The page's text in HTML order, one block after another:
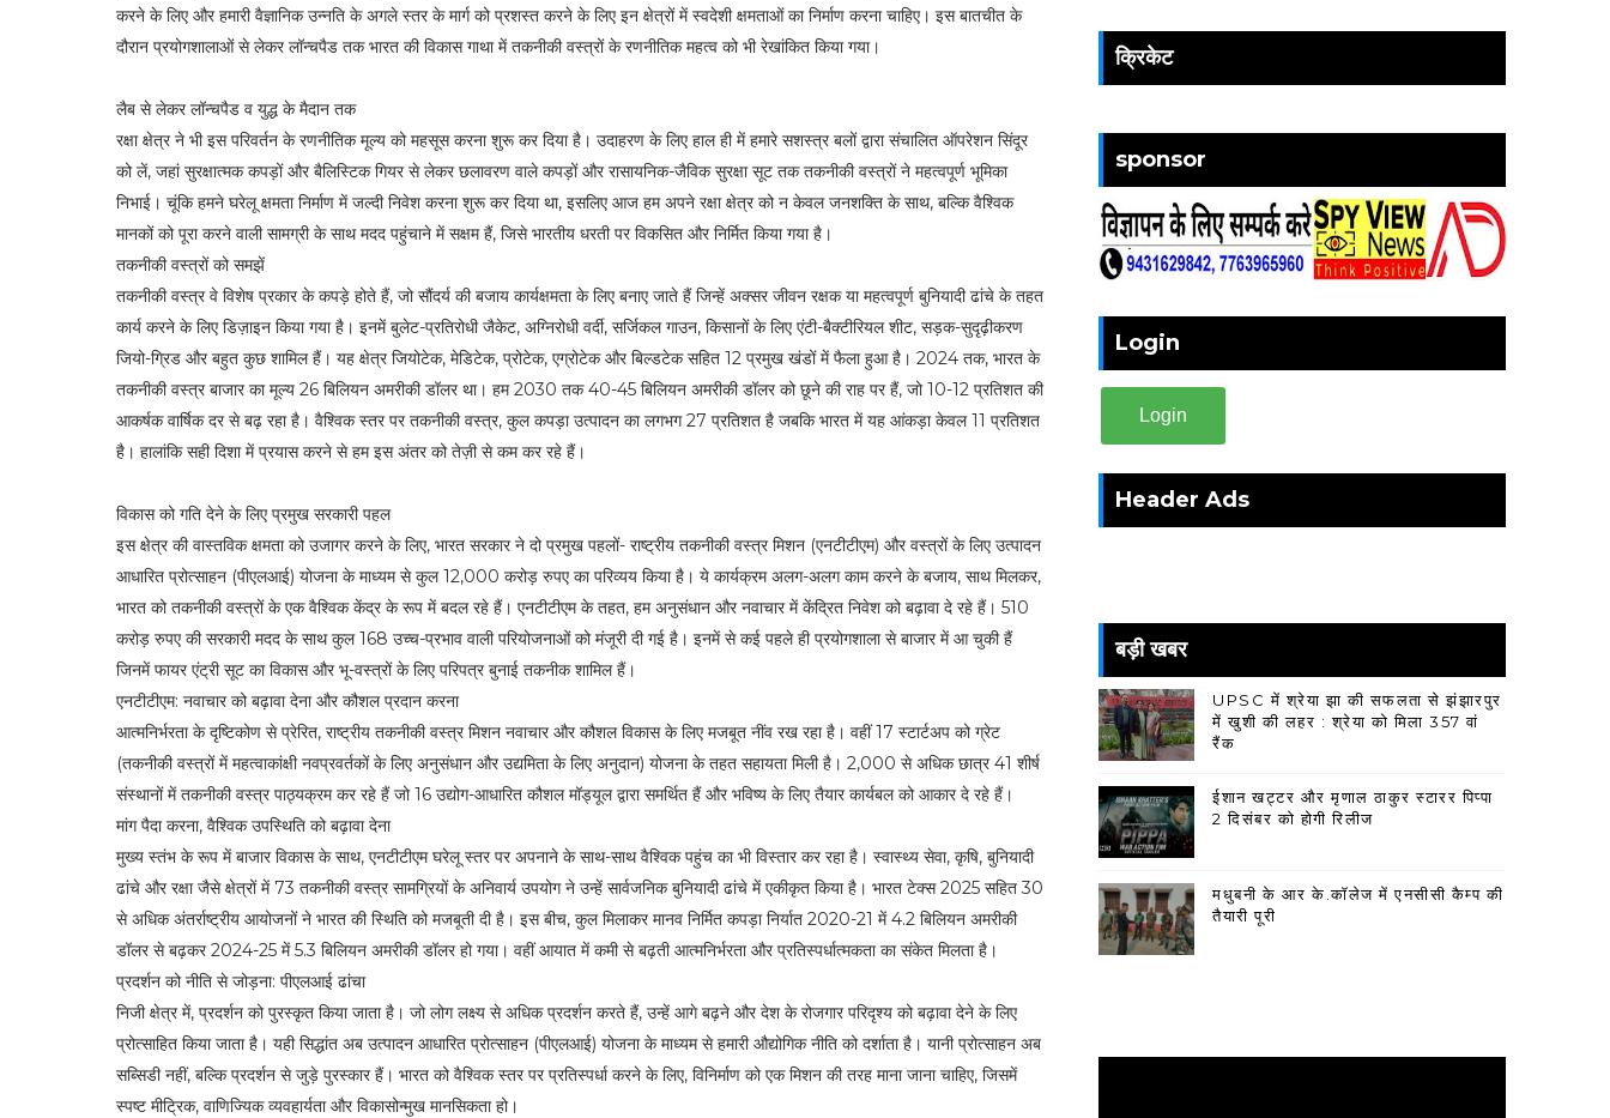
करने के लिए और हमारी वैज्ञानिक उन्नति के अगले स्तर के मार्ग को प्रशस्त करने के लिए इन क्षेत्रों में स्वदेशी क्षमताओं का निर्माण करना चाहिए। इस बातचीत के
दौरान प्रयोगशालाओं से लेकर लॉन्चपैड तक भारत की विकास गाथा में तकनीकी वस्त्रों के रणनीतिक महत्व को भी रेखांकित किया गया।
लैब से लेकर लॉन्चपैड व युद्ध के मैदान तक
रक्षा क्षेत्र ने भी इस परिवर्तन के रणनीतिक मूल्य को महसूस करना शुरू कर दिया है। उदाहरण के लिए हाल ही में हमारे सशस्त्र बलों द्वारा संचालित ऑपरेशन सिंदूर
को लें, जहां सुरक्षात्मक कपड़ों और बैलिस्टिक गियर से लेकर छलावरण वाले कपड़ों और रासायनिक-जैविक सुरक्षा सूट तक तकनीकी वस्त्रों ने महत्वपूर्ण भूमिका
निभाई। चूंकि हमने घरेलू क्षमता निर्माण में जल्दी निवेश करना शुरू कर दिया था, इसलिए आज हम अपने रक्षा क्षेत्र को न केवल जनशक्ति के साथ, बल्कि वैश्विक
मानकों को पूरा करने वाली सामग्री के साथ मदद पहुंचाने में सक्षम हैं, जिसे भारतीय धरती पर विकसित और निर्मित किया गया है।
तकनीकी वस्त्रों को समझें
तकनीकी वस्त्र वे विशेष प्रकार के कपड़े होते हैं, जो सौंदर्य की बजाय कार्यक्षमता के लिए बनाए जाते हैं जिन्हें अक्सर जीवन रक्षक या महत्वपूर्ण बुनियादी ढांचे के तहत
कार्य करने के लिए डिज़ाइन किया गया है। इनमें बुलेट-प्रतिरोधी जैकेट, अग्निरोधी वर्दी, सर्जिकल गाउन, किसानों के लिए एंटी-बैक्टीरियल शीट, सड़क-सुदृढ़ीकरण
जियो-ग्रिड और बहुत कुछ शामिल हैं। यह क्षेत्र जियोटेक, मेडिटेक, प्रोटेक, एग्रोटेक और बिल्डटेक सहित 12 प्रमुख खंडों में फैला हुआ है। 2024 तक, भारत के
तकनीकी वस्त्र बाजार का मूल्य 26 बिलियन अमरीकी डॉलर था। हम 2030 तक 40-45 बिलियन अमरीकी डॉलर को छूने की राह पर हैं, जो 10-12 प्रतिशत की
आकर्षक वार्षिक दर से बढ़ रहा है। वैश्विक स्तर पर तकनीकी वस्त्र, कुल कपड़ा उत्पादन का लगभग 27 प्रतिशत है जबकि भारत में यह आंकड़ा केवल 11 प्रतिशत
है। हालांकि सही दिशा में प्रयास करने से हम इस अंतर को तेज़ी से कम कर रहे हैं।
विकास को गति देने के लिए प्रमुख सरकारी पहल
इस क्षेत्र की वास्तविक क्षमता को उजागर करने के लिए, भारत सरकार ने दो प्रमुख पहलों- राष्ट्रीय तकनीकी वस्त्र मिशन (एनटीटीएम) और वस्त्रों के लिए उत्पादन
आधारित प्रोत्साहन (पीएलआई) योजना के माध्यम से कुल 12,000 करोड़ रुपए का परिव्यय किया है। ये कार्यक्रम अलग-अलग काम करने के बजाय, साथ मिलकर,
भारत को तकनीकी वस्त्रों के एक वैश्विक केंद्र के रूप में बदल रहे हैं। एनटीटीएम के तहत, हम अनुसंधान और नवाचार में केंद्रित निवेश को बढ़ावा दे रहे हैं। 510
करोड़ रुपए की सरकारी मदद के साथ कुल 168 उच्च-प्रभाव वाली परियोजनाओं को मंजूरी दी गई है। इनमें से कई पहले ही प्रयोगशाला से बाजार में आ चुकी हैं
जिनमें फायर एंट्री सूट का विकास और भू-वस्त्रों के लिए परिपत्र बुनाई तकनीक शामिल हैं।
एनटीटीएम: नवाचार को बढ़ावा देना और कौशल प्रदान करना
आत्मनिर्भरता के दृष्टिकोण से प्रेरित, राष्ट्रीय तकनीकी वस्त्र मिशन नवाचार और कौशल विकास के लिए मजबूत नींव रख रहा है। वहीं 17 स्टार्टअप को ग्रेट
(तकनीकी वस्त्रों में महत्वाकांक्षी नवप्रवर्तकों के लिए अनुसंधान और उद्यमिता के लिए अनुदान) योजना के तहत सहायता मिली है। 2,000 से अधिक छात्र 41 शीर्ष
संस्थानों में तकनीकी वस्त्र पाठ्यक्रम कर रहे हैं जो 16 उद्योग-आधारित कौशल मॉड्यूल द्वारा समर्थित हैं और भविष्य के लिए तैयार कार्यबल को आकार दे रहे हैं।
मांग पैदा करना, वैश्विक उपस्थिति को बढ़ावा देना
मुख्य स्तंभ के रूप में बाजार विकास के साथ, एनटीटीएम घरेलू स्तर पर अपनाने के साथ-साथ वैश्विक पहुंच का भी विस्तार कर रहा है। स्वास्थ्य सेवा, कृषि, बुनियादी
ढांचे और रक्षा जैसे क्षेत्रों में 73 तकनीकी वस्त्र सामग्रियों के अनिवार्य उपयोग ने उन्हें सार्वजनिक बुनियादी ढांचे में एकीकृत किया है। भारत टेक्स 2025 सहित 30
से अधिक अंतर्राष्ट्रीय आयोजनों ने भारत की स्थिति को मजबूती दी है। इस बीच, कुल मिलाकर मानव निर्मित कपड़ा निर्यात 2020-21 में 4.2 बिलियन अमरीकी
डॉलर से बढ़कर 2024-25 में 5.3 बिलियन अमरीकी डॉलर हो गया। वहीं आयात में कमी से बढ़ती आत्मनिर्भरता और प्रतिस्पर्धात्मकता का संकेत मिलता है।
प्रदर्शन को नीति से जोड़ना: पीएलआई ढांचा
निजी क्षेत्र में, प्रदर्शन को पुरस्कृत किया जाता है। जो लोग लक्ष्य से अधिक प्रदर्शन करते हैं, उन्हें आगे बढ़ने और देश के रोजगार परिदृश्य को बढ़ावा देने के लिए
प्रोत्साहित किया जाता है। यही सिद्धांत अब उत्पादन आधारित प्रोत्साहन (पीएलआई) योजना के माध्यम से हमारी औद्योगिक नीति को दर्शाता है। यानी प्रोत्साहन अब
सब्सिडी नहीं, बल्कि प्रदर्शन से जुड़े पुरस्कार हैं। भारत को वैश्विक स्तर पर प्रतिस्पर्धा करने के लिए, विनिर्माण को एक मिशन की तरह माना जाना चाहिए, जिसमें
स्पष्ट मीट्रिक, वाणिज्यिक व्यवहार्यता और विकासोन्मुख मानसिकता हो।
क्रिकेट
sponsor
Login
Login
Header Ads
बड़ी खबर
UPSC में श्रेया झा की सफलता से झंझारपुर
में खुशी की लहर : श्रेया को मिला 357 वां
रैंक
ईशान खट्टर और मृणाल ठाकुर स्टारर पिप्पा
2 दिसंबर को होगी रिलीज
मधुबनी के आर के.कॉलेज में एनसीसी कैम्प की
तैयारी पूरी